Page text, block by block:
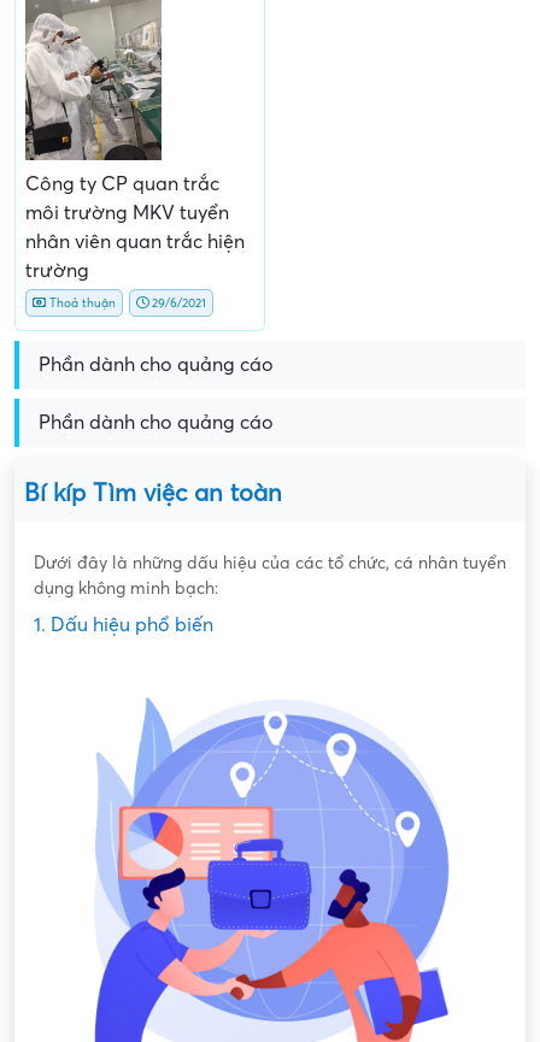
Công ty CP quan trắc
môi trường MKV tuyển
nhân viên quan trắc hiện
trường
Thoả thuận 29/6/2021
Phần dành cho quảng cáo
Phần dành cho quảng cáo
Bí kíp Tìm việc an toàn
Dưới đây là những dấu hiệu của các tổ chức, cá nhân tuyển
dụng không minh bạch:
1. Dấu hiệu phổ biến